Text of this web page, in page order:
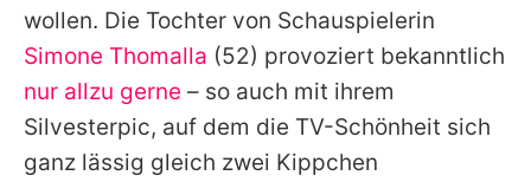
wollen. Die Tochter von Schauspielerin
Simone Thomalla (52) provoziert bekanntlich
nur allzu gerne – so auch mit ihrem
Silvesterpic, auf dem die TV-Schönheit sich
ganz lässig gleich zwei Kippchen